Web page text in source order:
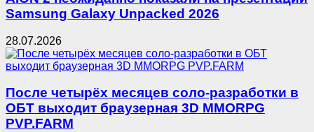
Samsung Galaxy Unpacked 2026
28.07.2026
После четырёх месяцев соло-разработки в
ОБТ выходит браузерная 3D MMORPG
PVP.FARM